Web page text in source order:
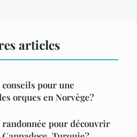
articles
pour une
orques en Norvège?
pour découvrir